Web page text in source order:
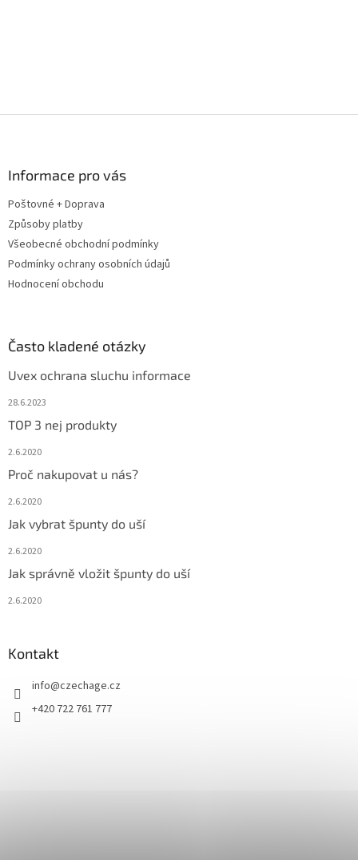
Informace pro vás
Poštovné + Doprava
Způsoby platby
Všeobecné obchodní podmínky
Podmínky ochrany osobních údajů
Hodnocení obchodu
Často kladené otázky
Uvex ochrana sluchu informace
28.6.2023
TOP 3 nej produkty
2.6.2020
Proč nakupovat u nás?
2.6.2020
Jak vybrat špunty do uší
2.6.2020
Jak správně vložit špunty do uší
2.6.2020
Kontakt
info@czechage.cz
+420 722 761 777